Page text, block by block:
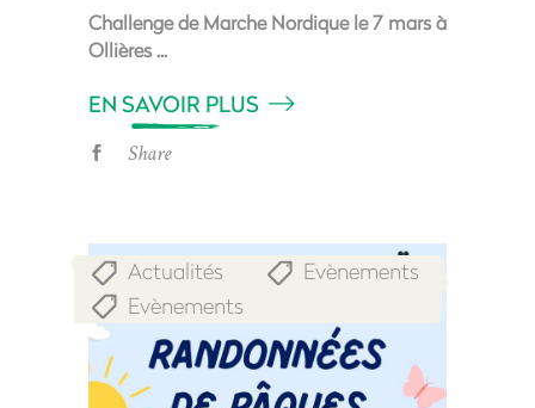
Challenge de Marche Nordique le 7 mars à
Ollières
EN SAVOIR PLUS
Share
Actualités Evènements
Evènements